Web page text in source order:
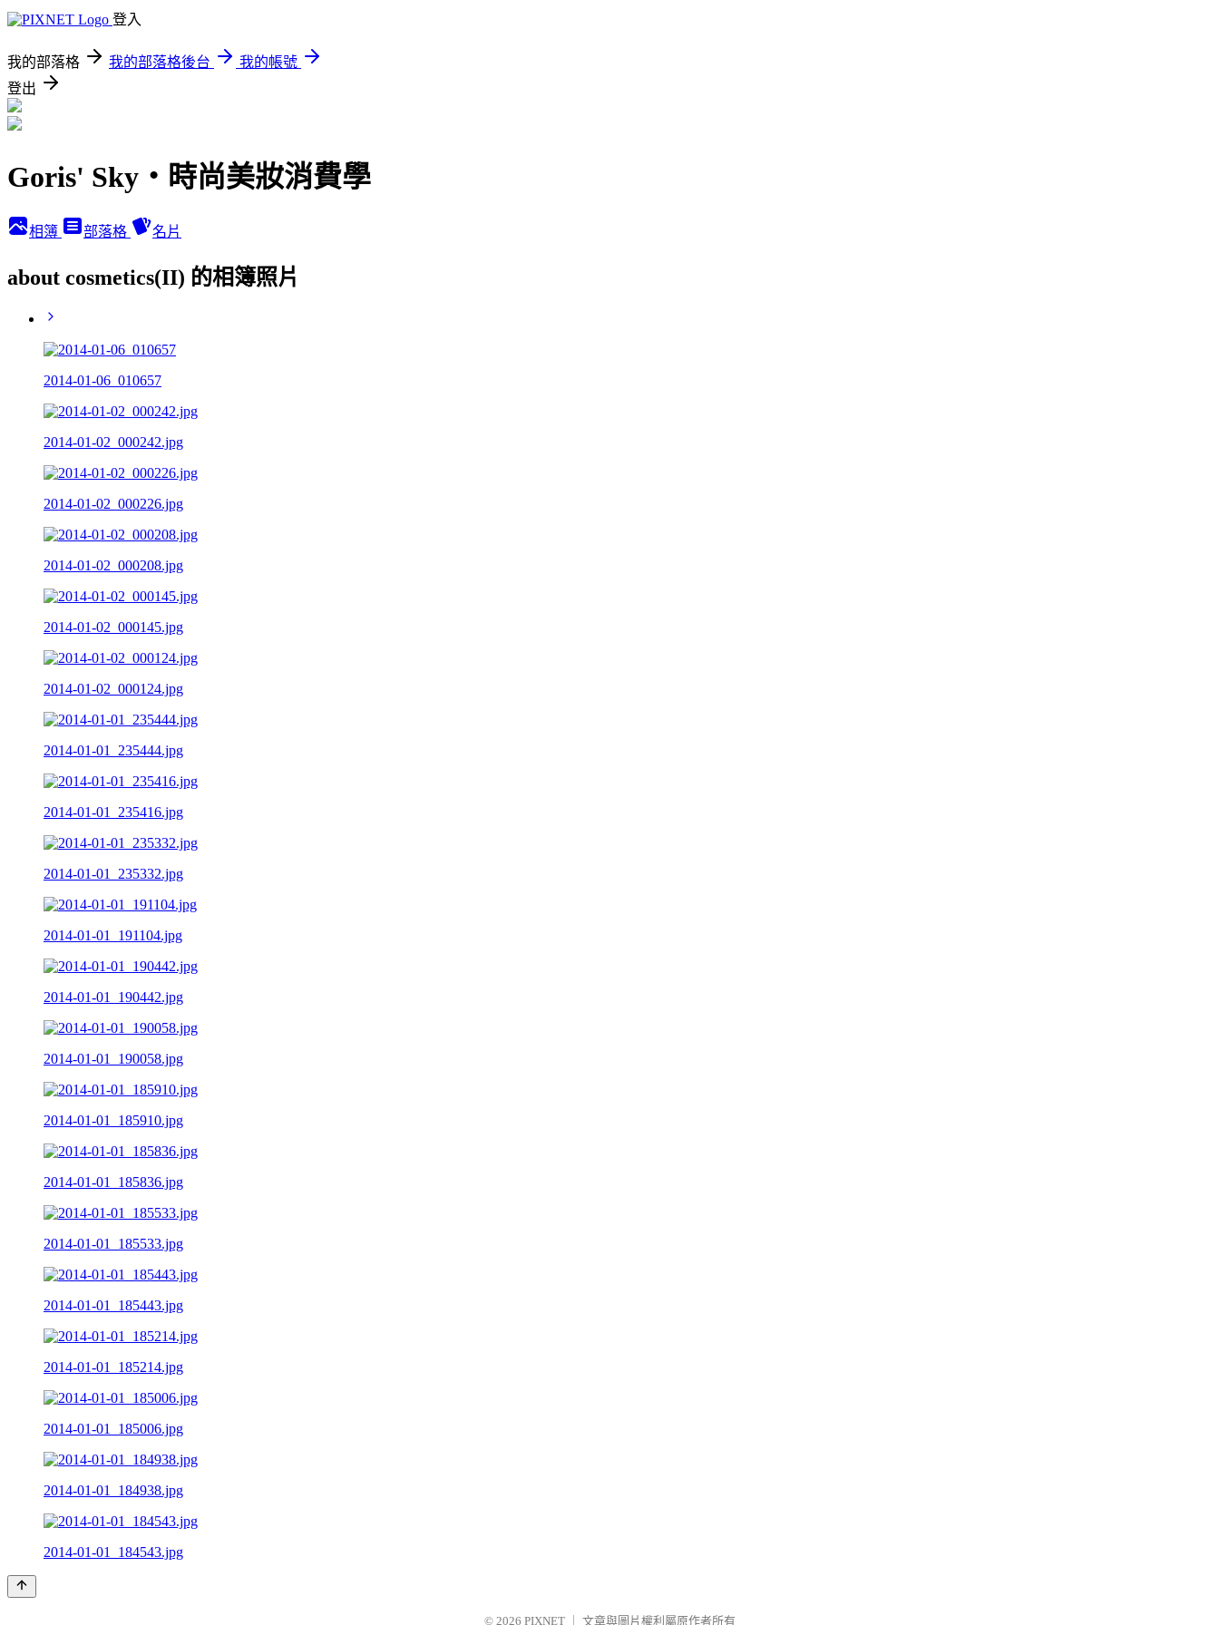
登入
我的部落格 我的部落格後台
我的帳號
登出
Goris' Sky‧時尚美妝消費學
相簿 部落格 名片
about cosmetics(II) 的相簿照片
2014-01-06_010657
2014-01-02_000242.jpg
2014-01-02_000226.jpg
2014-01-02_000208.jpg
2014-01-02_000145.jpg
2014-01-02_000124.jpg
2014-01-01_235444.jpg
2014-01-01_235416.jpg
2014-01-01_235332.jpg
2014-01-01_191104.jpg
2014-01-01_190442.jpg
2014-01-01_190058.jpg
2014-01-01_185910.jpg
2014-01-01_185836.jpg
2014-01-01_185533.jpg
2014-01-01_185443.jpg
2014-01-01_185214.jpg
2014-01-01_185006.jpg
2014-01-01_184938.jpg
2014-01-01_184543.jpg
© 2026 PIXNET 文章與圖片權利屬原作者所有